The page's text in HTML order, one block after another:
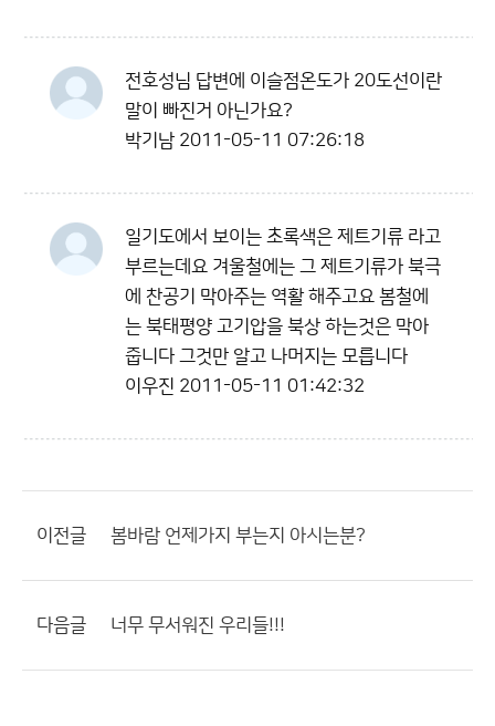
전호성님 답변에 이슬점온도가 20도선이란
말이 빠진거 아닌가요?
박기남 2011-05-11 07:26:18
일기도에서 보이는 초록색은 제트기류 라고
부르는데요 겨울철에는 그 제트기류가 북극
에 찬공기 막아주는 역활 해주고요 봄철에
는 북태평양 고기압을 북상 하는것은 막아
줍니다 그것만 알고 나머지는 모릅니다
이우진 2011-05-11 01:42:32
이전글 봄바람 언제가지 부는지 아시는분?
다음글 너무 무서워진 우리들!!!